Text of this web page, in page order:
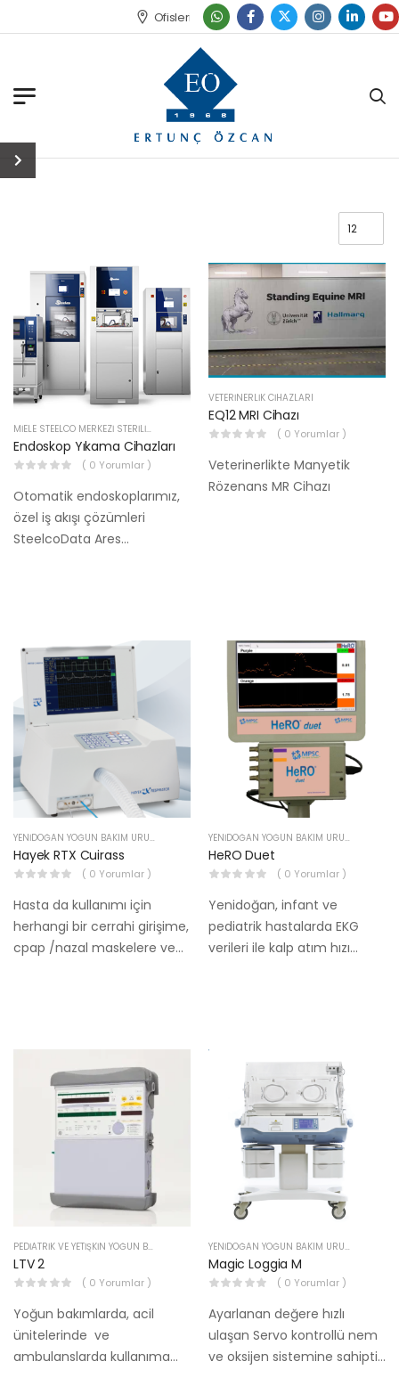
Ofislerimizi Bulun
MIELE STEELCO MERKEZI STERILIZASYON CIHAZLARI
Endoskop Yıkama Cihazları
( 0 Yorumlar )
Otomatik endoskoplarımız,
özel iş akışı çözümleri
SteelcoData Ares
Sistemi teknolojisi sayesinde
yeniden işleme verimliliğini
Enfeksiyon kontrolünü…
VETERINERLIK CIHAZLARI
EQ12 MRI Cihazı
( 0 Yorumlar )
Veterinerlikte Manyetik
Rözenans MR Cihazı
YENIDOĞAN YOĞUN BAKIM ÜRÜNLERI
Hayek RTX Cuirass
( 0 Yorumlar )
Hasta da kullanımı için
herhangi bir cerrahi girişime,
cpap /nazal maskelere ve
YENIDOĞAN YOĞUN BAKIM ÜRÜNLERI
HeRO Duet
( 0 Yorumlar )
Yenidoğan, infant ve
pediatrik hastalarda EKG
verileri ile kalp atım hızı
PEDIATRIK VE YETIŞKIN YOĞUN BAKIM ÜRÜNLERI
LTV 2
( 0 Yorumlar )
Yoğun bakımlarda, acil
ünitelerinde ve
ambulanslarda kullanıma
YENIDOĞAN YOĞUN BAKIM ÜRÜNLERI
Magic Loggia M
( 0 Yorumlar )
Ayarlanan değere hızlı
ulaşan Servo kontrollü nem
ve oksijen sistemine sahiptir.